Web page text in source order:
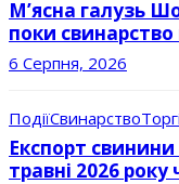
М’ясна галузь
поки
6 Серпня, 2026
ПодіїСвинарство
Експорт свинини
травні 2026